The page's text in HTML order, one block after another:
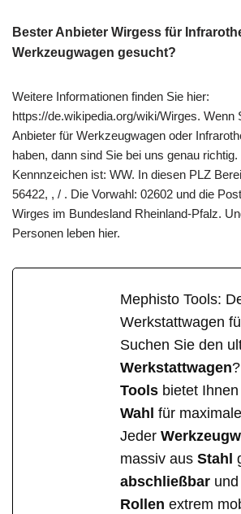
Bester Anbieter Wirgess für
Werkzeugwagen gesucht?
Weitere Informationen finden Sie hier:
https://de.wikipedia.org/wiki/Wirges. Wenn
Anbieter für Werkzeugwagen oder
haben, dann sind Sie bei uns genau
Kennnzeichen ist: WW. In diesen PLZ
56422, , / . Die Vorwahl: 02602 und die
Wirges im Bundesland Rheinland-Pfalz.
Personen leben hier.
Mephisto Tools:
Werkstattwagen
Suchen Sie den
Werkstattwagen
Tools bietet
Wahl für maximale
Jeder
massiv aus Stahl
abschließbar
Rollen extrem